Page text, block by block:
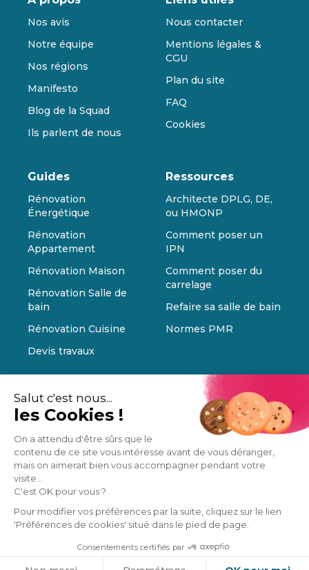
Salut c'est nous...
les Cookies !
On a attendu d'être sûrs que le
contenu de ce site vous intéresse avant de vous déranger,
mais on aimerait bien vous accompagner pendant votre
visite...
C'est OK pour vous ?
Pour modifier vos préférences par la suite, cliquez sur le lien
'Préférences de cookies' situé dans le pied de page.
Consentements certifiés par
Nos avis
Notre équipe
Nos régions
Manifesto
Blog de la Squad
Ils parlent de nous
Nous contacter
Mentions légales &
CGU
Plan du site
FAQ
Cookies
Guides
Rénovation
Énergétique
Rénovation
Appartement
Rénovation Maison
Rénovation Salle de
bain
Rénovation Cuisine
Devis travaux
Ressources
Architecte DPLG, DE,
ou HMONP
Comment poser un
IPN
Comment poser du
carrelage
Refaire sa salle de bain
Normes PMR